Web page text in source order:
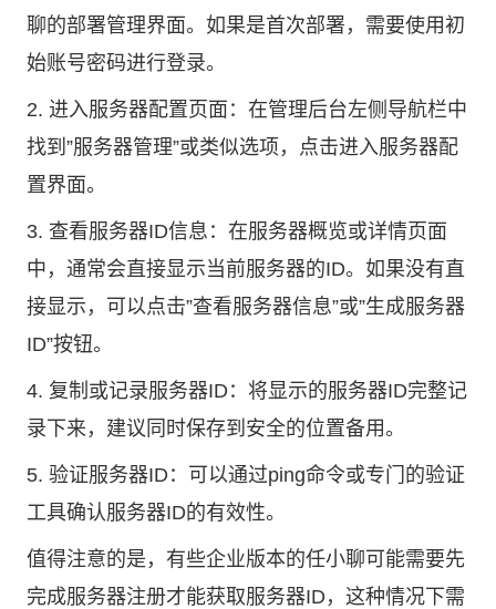
聊的部署管理界面。如果是首次部署，需要使用初
始账号密码进行登录。
2. 进入服务器配置页面：在管理后台左侧导航栏中
找到”服务器管理”或类似选项，点击进入服务器配
置界面。
3. 查看服务器ID信息：在服务器概览或详情页面
中，通常会直接显示当前服务器的ID。如果没有直
接显示，可以点击”查看服务器信息”或”生成服务器
ID”按钮。
4. 复制或记录服务器ID：将显示的服务器ID完整记
录下来，建议同时保存到安全的位置备用。
5. 验证服务器ID：可以通过ping命令或专门的验证
工具确认服务器ID的有效性。
值得注意的是，有些企业版本的任小聊可能需要先
完成服务器注册才能获取服务器ID，这种情况下需